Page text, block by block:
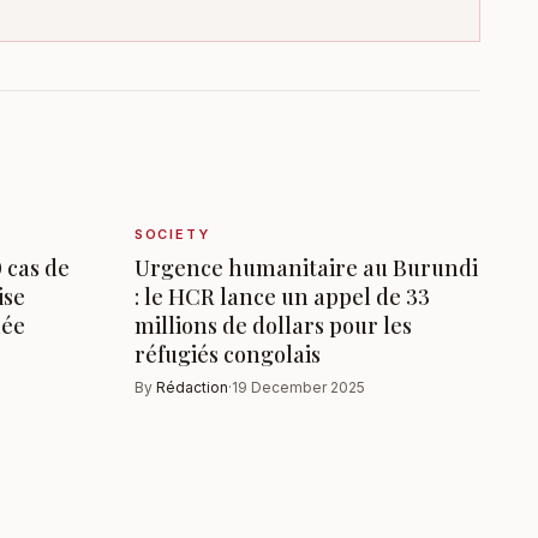
de
SOCIETY
Urgence humanitaire au Burundi
: le HCR lance un appel de 33
millions de dollars pour les
réfugiés congolais
By Rédaction·19 December 2025